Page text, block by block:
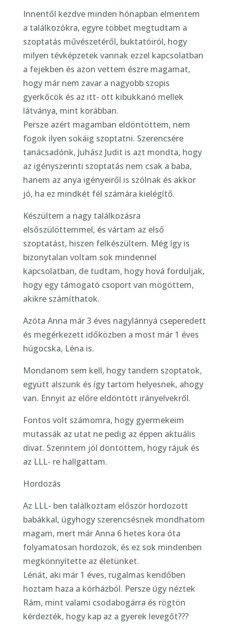
Innentől kezdve minden hónapban elmentem
a találkozókra, egyre többet megtudtam a
szoptatás művészetéről, buktatóiról, hogy
milyen tévképzetek vannak ezzel kapcsolatban
a fejekben és azon vettem észre magamat,
hogy már nem zavar a nagyobb szopis
gyerkőcök és az itt- ott kibukkanó mellek
látványa, mint korábban.
Persze azért magamban eldöntöttem, nem
fogok ilyen sokáig szoptatni. Szerencsére
tanácsadónk, Juhász Judit is azt mondta, hogy
az igényszerinti szoptatás nem csak a baba,
hanem az anya igényeiről is szólnak és akkor
jó, ha ez mindkét fél számára kielégítő.
Készültem a nagy találkozásra
elsőszülöttemmel, és vártam az első
szoptatást, hiszen felkészültem. Még így is
bizonytalan voltam sok mindennel
kapcsolatban, de tudtam, hogy hová forduljak,
hogy egy támogató csoport van mögöttem,
akikre számíthatok.
Azóta Anna már 3 éves nagylánnyá cseperedett
és megérkezett időközben a most már 1 éves
húgocska, Léna is.
Mondanom sem kell, hogy tandem szoptatok,
együtt alszunk és így tartom helyesnek, ahogy
van. Ennyit az előre eldöntött irányelvekről.
Fontos volt számomra, hogy gyermekeim
mutassák az utat ne pedig az éppen aktuális
divat. Szerintem jól döntöttem, hogy rájuk és
az LLL- re hallgattam.
Hordozás
Az LLL- ben találkoztam először hordozott
babákkal, úgyhogy szerencsésnek mondhatom
magam, mert már Anna 6 hetes kora óta
folyamatosan hordozok, és ez sok mindenben
megkönnyítette az életünket.
Lénát, aki már 1 éves, rugalmas kendőben
hoztam haza a kórházból. Persze úgy néztek
Rám, mint valami csodabogárra és rögtön
kérdezték, hogy kap az a gyerek levegőt???